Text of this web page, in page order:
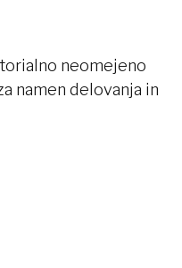
neomejeno
namen delovanja in